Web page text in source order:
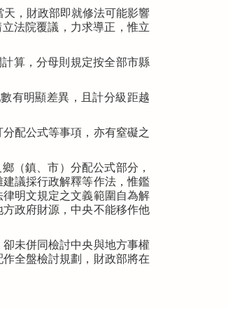
，財政部即就修法可能影響
法院覆議，力求導正，惟立
算，分母則規定按全部市縣
有明顯差異，且計分級距越
配公式等事項，亦有窒礙之
（鎮、市）分配公式部分，
議採行政解釋等作法，惟鑑
明文規定之文義範圍自為解
政府財源，中央不能移作他
未併同檢討中央與地方事權
全盤檢討規劃，財政部將在